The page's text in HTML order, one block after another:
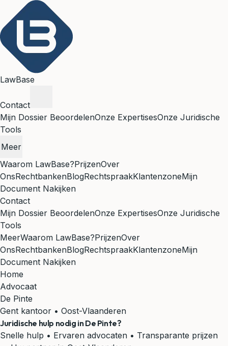
LawBase
Contact
Mijn Dossier BeoordelenOnze ExpertisesOnze Juridische
Tools
Meer
Waarom LawBase?PrijzenOver
OnsRechtbankenBlogRechtspraakKlantenzoneMijn
Document Nakijken
Contact
Mijn Dossier BeoordelenOnze ExpertisesOnze Juridische
Tools
MeerWaarom LawBase?PrijzenOver
OnsRechtbankenBlogRechtspraakKlantenzoneMijn
Document Nakijken
Home
Advocaat
De Pinte
Gent kantoor • Oost-Vlaanderen
Juridische hulp nodig inDe Pinte?
Snelle hulp • Ervaren advocaten • Transparante prijzen